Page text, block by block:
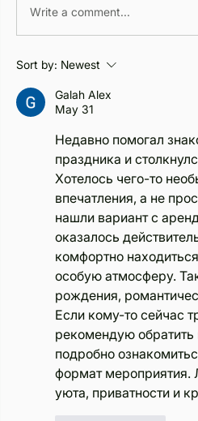
Write a comment...
Sort by: Newest
Galah Alex
May 31
Недавно помогал
праздника и
Хотелось чего-то
впечатления, а не
нашли вариант с
оказалось
комфортно
особую атмосферу.
рождения,
Если кому-то сейчас
рекомендую обратить
подробно
формат мероприятия.
уюта, приватности и